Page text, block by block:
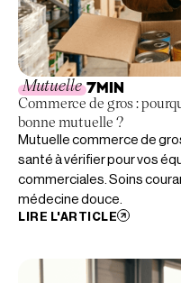
Mutuelle 7MIN
Commerce de gros :
bonne mutuelle ?
Mutuelle commerce de
santé à vérifier pour vos
commerciales. Soins
médecine douce.
LIRE L'ARTICLE